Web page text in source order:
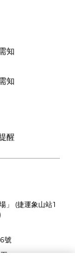
知
知
醒
」 (捷運象山站1
號
: